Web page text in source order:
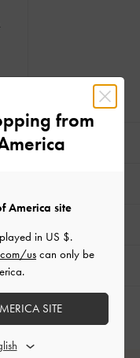
from
America site
in US $.
uscan only be
SITE